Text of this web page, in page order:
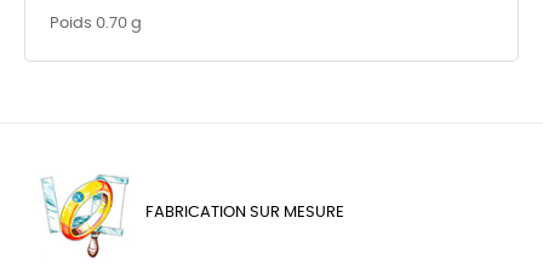
Poids 0.70 g
FABRICATION SUR MESURE